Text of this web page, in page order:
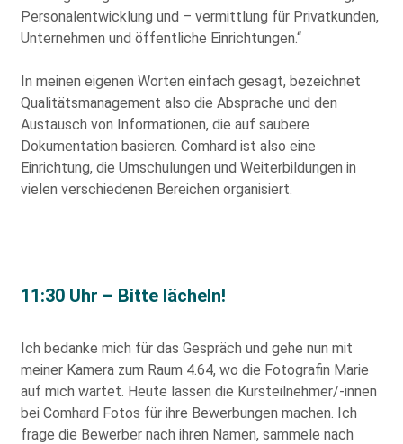
Personalentwicklung und – vermittlung für Privatkunden,
Unternehmen und öffentliche Einrichtungen.“
In meinen eigenen Worten einfach gesagt, bezeichnet
Qualitätsmanagement also die Absprache und den
Austausch von Informationen, die auf saubere
Dokumentation basieren. Comhard ist also eine
Einrichtung, die Umschulungen und Weiterbildungen in
vielen verschiedenen Bereichen organisiert.
11:30 Uhr – Bitte lächeln!
Ich bedanke mich für das Gespräch und gehe nun mit
meiner Kamera zum Raum 4.64, wo die Fotografin Marie
auf mich wartet. Heute lassen die Kursteilnehmer/-innen
bei Comhard Fotos für ihre Bewerbungen machen. Ich
frage die Bewerber nach ihren Namen, sammele nach